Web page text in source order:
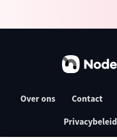
Over ons Contact
Privacybeleid